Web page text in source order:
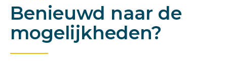
Benieuwd naar de
mogelijkheden?